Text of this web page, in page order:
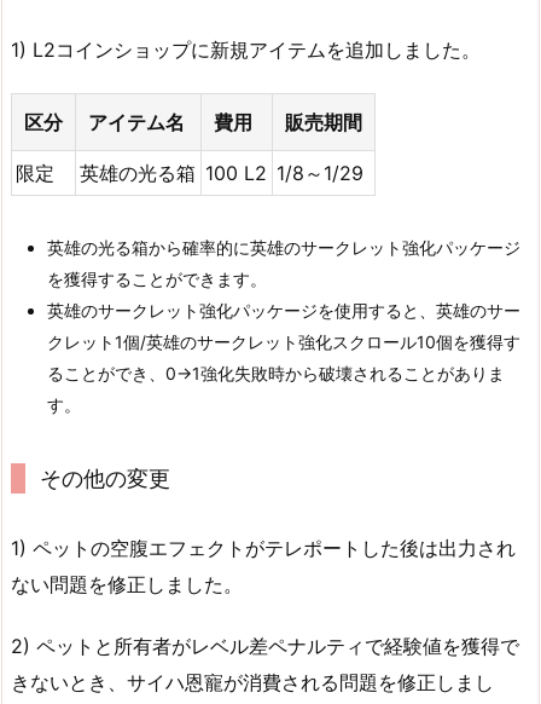
1) L2コインショップに新規アイテムを追加しました。
区分 アイテム名 費用 販売期間
限定 英雄の光る箱 100 L2 1/8～1/29
英雄の光る箱から確率的に英雄のサークレット強化パッケージ
を獲得することができます。
英雄のサークレット強化パッケージを使用すると、英雄のサー
クレット1個/英雄のサークレット強化スクロール10個を獲得す
ることができ、0→1強化失敗時から破壊されることがありま
す。
その他の変更
1) ペットの空腹エフェクトがテレポートした後は出力され
ない問題を修正しました。
2) ペットと所有者がレベル差ペナルティで経験値を獲得で
きないとき、サイハ恩寵が消費される問題を修正しまし